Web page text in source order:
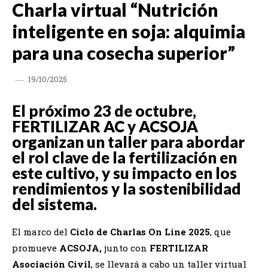
Charla virtual “Nutrición
inteligente en soja: alquimia
para una cosecha superior”
19/10/2025
El próximo 23 de octubre,
FERTILIZAR AC y ACSOJA
organizan un taller para abordar
el rol clave de la fertilización en
este cultivo, y su impacto en los
rendimientos y la sostenibilidad
del sistema.
El marco del Ciclo de Charlas On Line 2025, que
promueve ACSOJA, junto con FERTILIZAR
Asociación Civil, se llevará a cabo un taller virtual